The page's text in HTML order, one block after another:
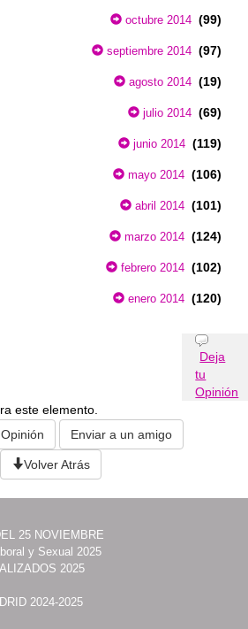
octubre 2014 (99)
septiembre 2014 (97)
agosto 2014 (19)
julio 2014 (69)
junio 2014 (119)
mayo 2014 (106)
abril 2014 (101)
marzo 2014 (124)
febrero 2014 (102)
enero 2014 (120)
Deja
tu
Opinión
este elemento.
Opinión Enviar a un amigo
Volver Atrás
25 NOVIEMBRE
y Sexual 2025
2025
2024-2025